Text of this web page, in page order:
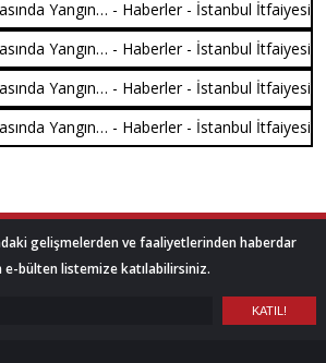
gelişmelerden ve faaliyetlerinden haberdar
e-bülten listemize katılabilirsiniz.